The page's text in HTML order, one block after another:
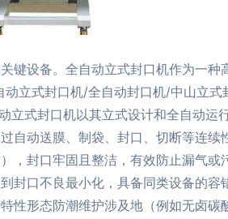
键设备。全自动立式封口机作为一
立式封口机/全自动封口机/中山立
式封口机以其立式设计和全自动运
自动送膜、制袋、封口、切断等连
，封口牢固且整洁，有效防止漏气
封口不良最小化，具备同类设备的
性形态防潮维护涉及地（例如无卤